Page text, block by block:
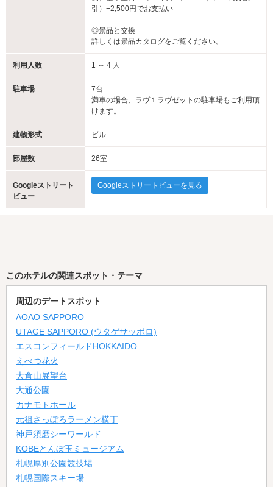
引）+2,500円でお支払い
◎景品と交換
詳しくは景品カタログをご覧ください。
利用人数 1 ～ 4 人
駐車場
7台
満車の場合、ラヴ１ラヴゼットの駐車場もご利用頂
けます。
建物形式 ビル
部屋数 26室
Googleストリート
ビュー
Googleストリートビューを見る
このホテルの関連スポット・テーマ
周辺のデートスポット
AOAO SAPPORO
UTAGE SAPPORO (ウタゲサッポロ)
エスコンフィールドHOKKAIDO
えべつ花火
大倉山展望台
大通公園
カナモトホール
元祖さっぽろラーメン横丁
神戸須磨シーワールド
KOBEとんぼ玉ミュージアム
札幌厚別公園競技場
札幌国際スキー場